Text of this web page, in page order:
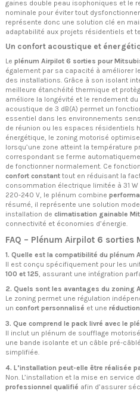
gaines double peau isophoniques et le
nominale pour éviter tout
représente donc une solution clé en
adaptabilité aux projets résidentiels et
Un confort acoustique et
Le plénum Airpilot 6 sorties pour
également par sa capacité à améliorer
des installations. Grâce à son isolant
meilleure étanchéité thermique et
améliore la longévité et le rendement
acoustique de 3 dB(A) permet un
essentiel dans les environnements
de réunion ou les espaces résidentiels
énergétique, le zoning motorisé
lorsqu’une zone atteint la température
correspondant se ferme
de fonctionner normalement. Ce
confort constant tout en réduisant la
consommation électrique limitée à 31
220-240 V, le plénum combine
résumé, il représente une solution
installation de climatisation gainable
connectivité et économies d’énergie.
FAQ – Plénum Airpilot 6 sorties
1. Quelle est la compatibilité du plénum
Il est conçu spécifiquement pour les
100 et 125, assurant une intégration
2. Quels sont les avantages du zoning
Le zoning permet une régulation
un confort personnalisé et une
3. Que comprend le pack livré avec le
Il inclut un plénum de soufflage
une bande isolante et un câble pré-
simplifiée.
4. L’installation peut-elle être réalisée
Non. L’installation et la mise en service
professionnel qualifié afin d’assurer